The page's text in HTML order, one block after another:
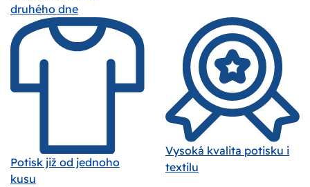
druhého dne
Potisk již od jednoho
kusu
Vysoká kvalita potisku i
textilu